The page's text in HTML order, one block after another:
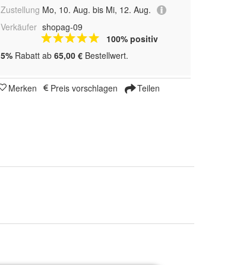
Zustellung Mo, 10. Aug. bis Mi, 12. Aug.
Verkäufer shopag-09
100% positiv
5% Rabatt ab 65,00 € Bestellwert.
Merken Preis vorschlagen Teilen